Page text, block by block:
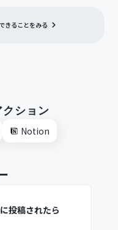
きることをみる
ション
Notion
投稿されたら